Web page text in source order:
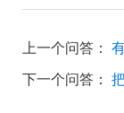
上一个问答：
下一个问答：